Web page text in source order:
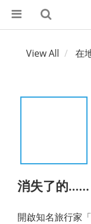
View All 在
消失了的……
開啟知名旅行家